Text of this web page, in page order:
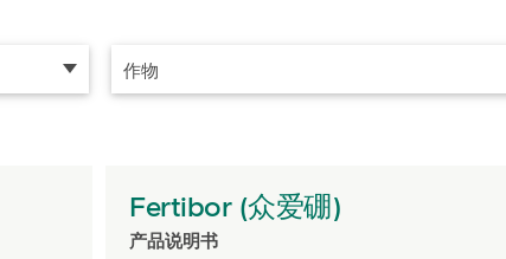
作物
Fertibor (众爱硼)
产品说明书